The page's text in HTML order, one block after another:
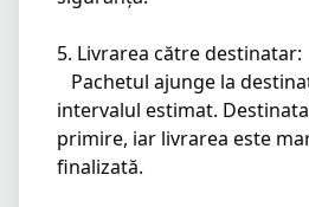
5. Livrarea către destinatar:
intervalul estimat.
primire, iar livrarea este
finalizată.